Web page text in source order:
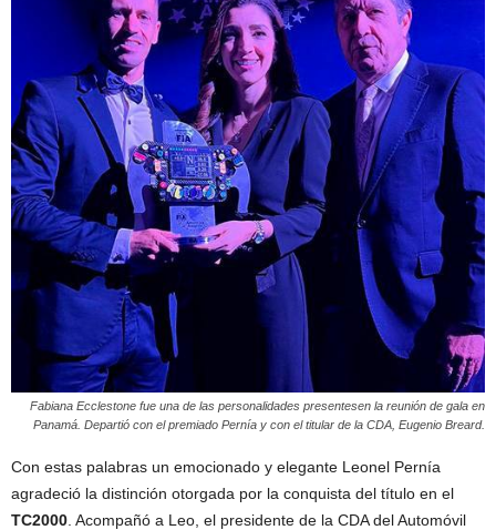
Fabiana Ecclestone fue una de las personalidades presentesen la reunión de gala en
Panamá. Departió con el premiado Pernía y con el titular de la CDA, Eugenio Breard.
Con estas palabras un emocionado y elegante Leonel Pernía
agradeció la distinción otorgada por la conquista del título en el
TC2000 . Acompañó a Leo, el presidente de la CDA del Automóvil